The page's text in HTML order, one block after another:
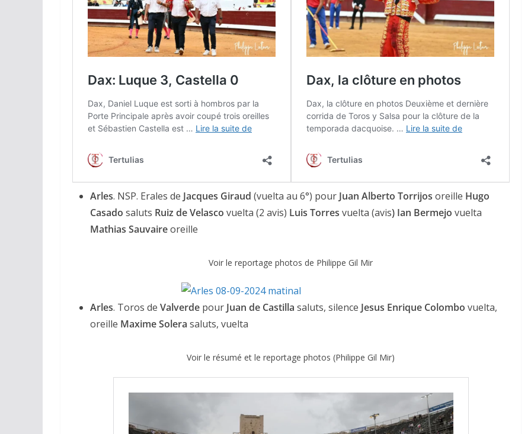
Arles. NSP. Erales de Jacques Giraud (vuelta au 6°) pour Juan Alberto Torrijos oreille Hugo
Casado saluts Ruiz de Velasco vuelta (2 avis) Luis Torres vuelta (avis) Ian Bermejo vuelta
Mathias Sauvaireoreille
Voir le reportage photos de Philippe Gil Mir
Arles. Toros de Valverde pour Juan de Castilla saluts, silence Jesus Enrique Colombo vuelta,
oreille Maxime Solera saluts, vuelta
Voir le résumé et le reportage photos (Philippe Gil Mir)
ACTUALITÉS TAURINES
Arles : au seuil des
espérances.
02/04/2026 Olivier Castelnau
ACTUALITÉS TAURINES
Istres : la feria des
ultimes émotions
18/06/2026 Olivier Castelnau